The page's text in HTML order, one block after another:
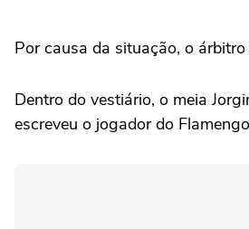
Por causa da situação, o
Dentro do vestiário, o meia
escreveu o jogador do